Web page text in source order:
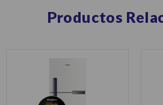
Productos